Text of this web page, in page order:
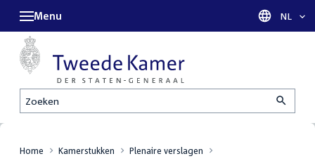
Zoeken
Menu Taal
NL
Home Kamerstukken
Plenaire verslagen